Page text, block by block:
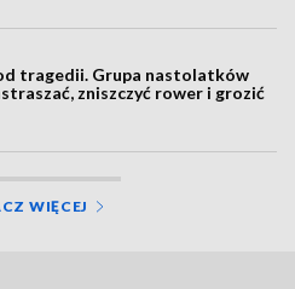
tragedii. Grupa nastolatków
zniszczyć rower i grozić
WIĘCEJ